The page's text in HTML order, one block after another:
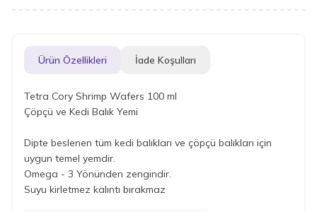
Ürün Özellikleri İade Koşulları
Tetra Cory Shrimp Wafers 100 ml
Çöpçü ve Kedi Balık Yemi
Dipte beslenen tüm kedi balıkları ve çöpçü balıkları için
uygun temel yemdir.
Omega - 3 Yönünden zengindir.
Suyu kirletmez kalıntı bırakmaz